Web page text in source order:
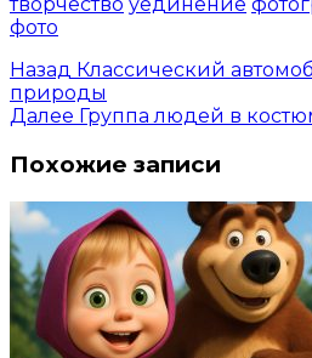
фото
Назад Классический
природы
Далее Группа людей в
Похожие записи